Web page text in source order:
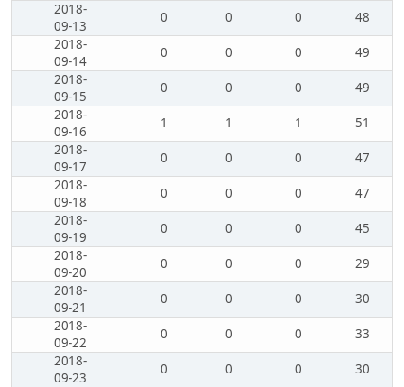
2018-
09-13
0 0 0
48
2018-
09-14
0 0 0
49
2018-
09-15
0 0 0
49
2018-
09-16
1 1 1
51
2018-
09-17
0 0 0
47
2018-
09-18
0 0 0
47
2018-
09-19
0 0 0
45
2018-
09-20
0 0 0
29
2018-
09-21
0 0 0
30
2018-
09-22
0 0 0
33
2018-
09-23
0 0 0
30